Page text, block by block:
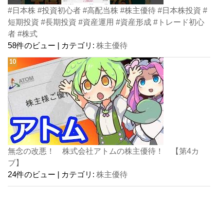
#日本株 #投資初心者 #高配当株 #株主優待 #日本株投資 #
短期投資 #長期投資 #資産運用 #資産形成 #トレード初心
者 #株式
58件のビュー | カテゴリ:株主優待
無念の改悪！ 株式会社アトムの株主優待！ 【第4カ
ブ】
24件のビュー | カテゴリ:株主優待